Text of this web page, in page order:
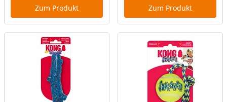
Zum Produkt Zum Produkt